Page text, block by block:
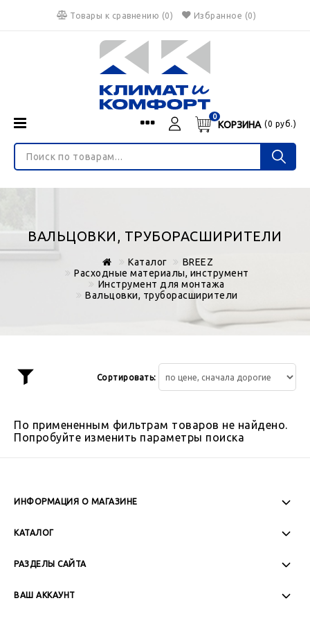
Товары к сравнению (0) Избранное (0)
Menu
Войти
€ $ руб.
КОРЗИНА
0
(0 руб.)
О нас
НЕ ЯВЛЯЕТСЯ ПУБЛИЧНОЙ ОФЕРТОЙ
Доставка и оплата
Блог
Контакты
ВАЛЬЦОВКИ, ТРУБОРАСШИРИТЕЛИ
Каталог
BREEZ
Расходные материалы, инструмент
Инструмент для монтажа
Вальцовки, труборасширители
Сортировать:
По примененным фильтрам товаров не найдено.
Попробуйте изменить параметры поиска
ИНФОРМАЦИЯ О МАГАЗИНЕ
Сб-Вс: Выходной
КАТАЛОГ
РАЗДЕЛЫ САЙТА
ВАШ АККАУНТ